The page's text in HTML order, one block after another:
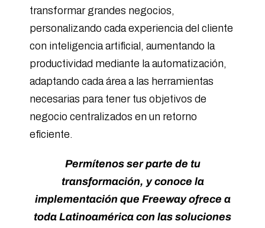
transformar grandes negocios,
personalizando cada experiencia del cliente
con inteligencia artificial, aumentando la
productividad mediante la automatización,
adaptando cada área a las herramientas
necesarias para tener tus objetivos de
negocio centralizados en un retorno
eficiente.
Permítenos ser parte de tu
transformación, y conoce la
implementación que Freeway ofrece a
toda Latinoamérica con las soluciones